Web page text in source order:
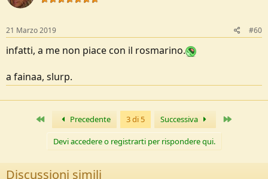
21 Marzo 2019 #60
infatti, a me non piace con il rosmarino.
a fainaa, slurp.
Primo Precedente 3 di 5 Successiva
Devi accedere o registrarti per rispondere qui.
Discussioni simili